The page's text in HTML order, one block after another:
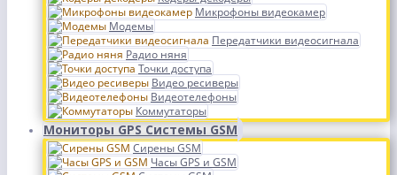
Микрофоны видеокамер
Модемы
Передатчики видеосигнала
Радио няня
Точки доступа
Видео ресиверы
Видеотелефоны
Коммутаторы
Мониторы GPS Системы GSM
Сирены GSM
Часы GPS и GSM